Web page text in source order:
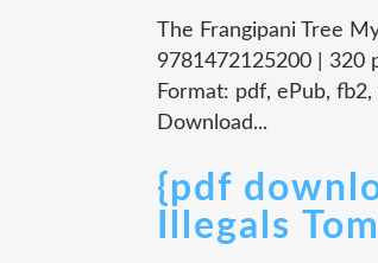
The Frangipani Tree
9781472125200 | 320
Format: pdf, ePub,
Download...
{pdf
Illegals